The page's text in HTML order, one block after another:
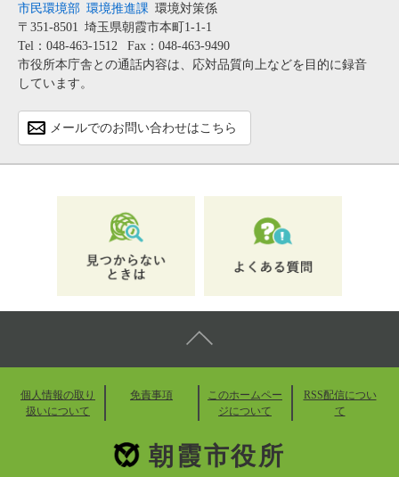
市民環境部 環境推進課 環境対策係
〒351-8501 埼玉県朝霞市本町1-1-1
Tel：048-463-1512
Fax：048-463-9490
市役所本庁舎との通話内容は、応対品質向上などを目的に録音
しています。
メールでのお問い合わせはこちら
個人情報の取り
扱いについて
免責事項
このホームペー
ジについて
RSS配信につい
て
朝霞市役所